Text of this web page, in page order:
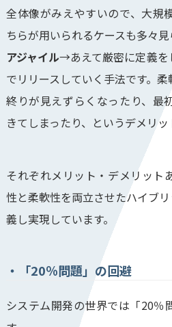
全体像がみえやすいので、大規
ちらが用いられるケースも多々見
アジャイル→あえて厳密に定義を
でリリースしていく手法です。柔
終りが見えずらくなったり、最
きてしまったり、というデメリッ
それぞれメリット・デメリット
性と柔軟性を両立させたハイブ
義し実現しています。
「20％問題」の回避
システム開発の世界では「20％